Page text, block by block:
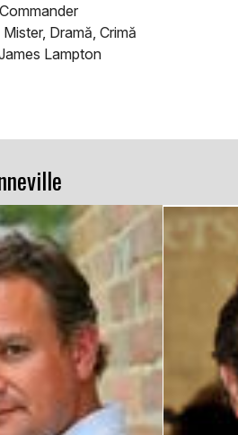
Dramă, Crimă
Lampton